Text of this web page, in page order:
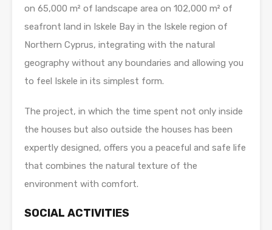
on 65,000 m² of landscape area on 102,000 m² of
seafront land in Iskele Bay in the Iskele region of
Northern Cyprus, integrating with the natural
geography without any boundaries and allowing you
to feel Iskele in its simplest form.
The project, in which the time spent not only inside
the houses but also outside the houses has been
expertly designed, offers you a peaceful and safe life
that combines the natural texture of the
environment with comfort.
SOCIAL ACTIVITIES